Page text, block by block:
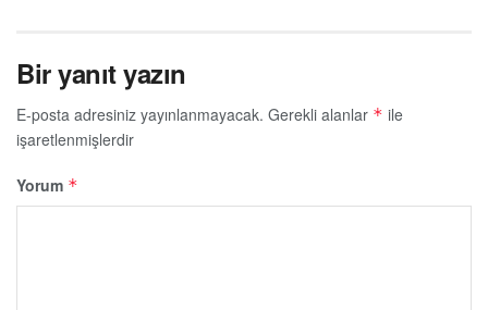
Bir yanıt yazın
E-posta adresiniz yayınlanmayacak. Gerekli alanlar * ile
işaretlenmişlerdir
Yorum *